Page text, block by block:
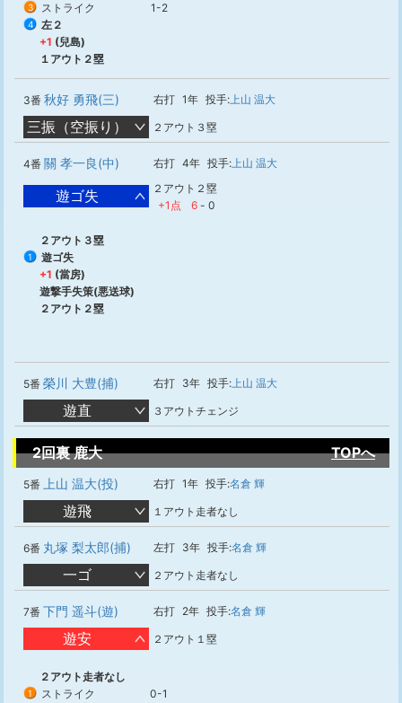
3 ストライク 1-2
4
左２
+1 (兒島)
１アウト２塁
3番 秋好 勇飛(三) 右打 1年 投手:上山 温大
三振（空振り） ２アウト３塁
4番 關 孝一良(中) 右打 4年 投手:上山 温大
遊ゴ失
２アウト２塁
+1点
6 - 0
２アウト３塁
1
遊ゴ失
+1 (當房)
遊撃手失策(悪送球)
２アウト２塁
5番 榮川 大豊(捕) 右打 3年 投手:上山 温大
遊直 ３アウトチェンジ
2回裏 鹿大 TOPへ
5番 上山 温大(投) 右打 1年 投手:名倉 輝
遊飛 １アウト走者なし
6番 丸塚 梨太郎(捕) 左打 3年 投手:名倉 輝
一ゴ ２アウト走者なし
7番 下門 遥斗(遊) 右打 2年 投手:名倉 輝
遊安 ２アウト１塁
２アウト走者なし
1 ストライク 0-1